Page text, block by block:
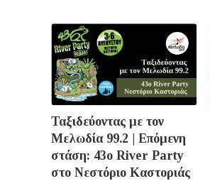
Ταξιδεύοντας με τον
Μελωδία 99.2 | Επόμενη
στάση: 43o River Party
στο Νεστόριο Καστοριάς